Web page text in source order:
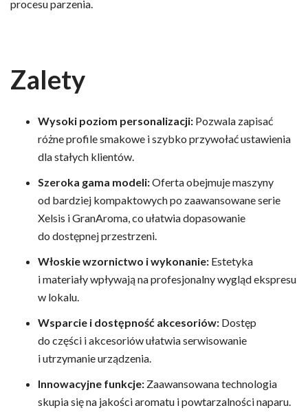
procesu parzenia.
Zalety
Wysoki poziom personalizacji: Pozwala zapisać
różne profile smakowe i szybko przywołać ustawienia
dla stałych klientów.
Szeroka gama modeli:Oferta obejmuje maszyny
od bardziej kompaktowych po zaawansowane serie
Xelsis i GranAroma, co ułatwia dopasowanie
do dostępnej przestrzeni.
Włoskie wzornictwo i wykonanie: Estetyka
i materiały wpływają na profesjonalny wygląd ekspresu
w lokalu.
Wsparcie i dostępność akcesoriów: Dostęp
do części i akcesoriów ułatwia serwisowanie
i utrzymanie urządzenia.
Innowacyjne funkcje: Zaawansowana technologia
skupia się na jakości aromatu i powtarzalności naparu.